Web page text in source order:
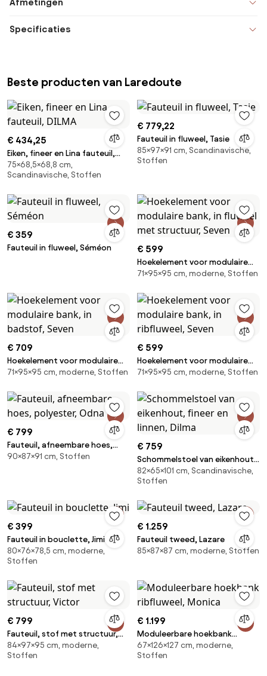
Afmetingen
Specificaties
Beste producten van Laredoute
€ 434,25
Eiken, fineer en Lina fauteuil,
DILMA
75×68,5×68,8 cm,
Scandinavische, Stoffen
€ 779,22
Fauteuil in fluweel, Tasie
85×97×91 cm, Scandinavische,
Stoffen
€ 359
Fauteuil in fluweel, Séméon € 599
Hoekelement voor modulaire
bank, in fluweel met structuur,
71×95×95 cm, moderne, Stoffen
€ 709
Hoekelement voor modulaire
bank, in badstof, Seven
71×95×95 cm, moderne, Stoffen
€ 599
Hoekelement voor modulaire
bank, in ribfluweel, Seven
71×95×95 cm, moderne, Stoffen
€ 799
Fauteuil, afneembare hoes,
polyester, Odna
90×87×91 cm, Stoffen
€ 759
Schommelstoel van eikenhout,
fineer en linnen, Dilma
82×65×101 cm, Scandinavische,
Stoffen
€ 399
Fauteuil in bouclette, Jimi
80×76×78,5 cm, moderne,
Stoffen
€ 1.259
Fauteuil tweed, Lazare
85×87×87 cm, moderne, Stoffen
€ 799
Fauteuil, stof met structuur,
Victor
84×97×95 cm, moderne,
Stoffen
€ 1.199
Moduleerbare hoekbank
ribfluweel, Monica
67×126×127 cm, moderne,
Stoffen